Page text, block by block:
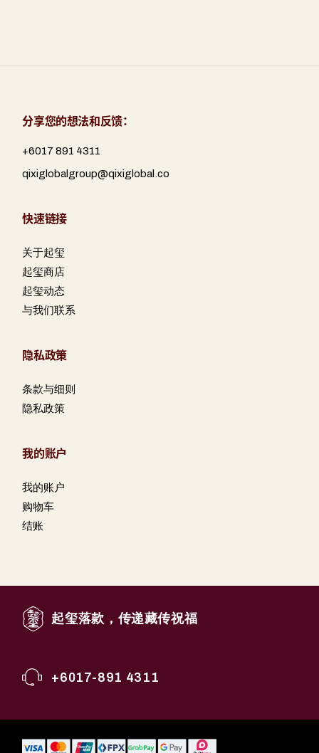
分享您的想法和反馈：
+6017 891 4311
qixiglobalgroup@qixiglobal.co
快速链接
关于起玺
起玺商店
起玺动态
与我们联系
隐私政策
条款与细则
隐私政策
我的账户
我的账户
购物车
结账
起玺落款，传递藏传祝福
+6017-891 4311